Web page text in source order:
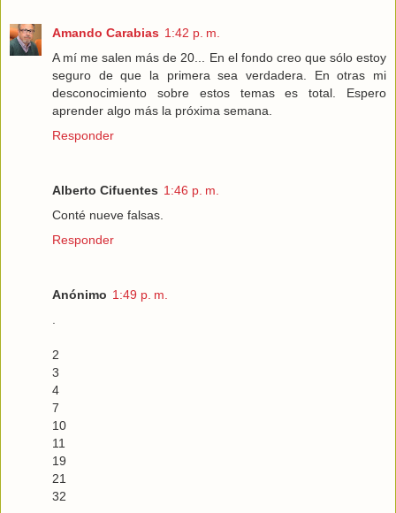
Amando Carabias 1:42 p. m.
A mí me salen más de 20... En el fondo creo que sólo estoy
seguro de que la primera sea verdadera. En otras mi
desconocimiento sobre estos temas es total. Espero
aprender algo más la próxima semana.
Responder
Alberto Cifuentes 1:46 p. m.
Conté nueve falsas.
Responder
Anónimo 1:49 p. m.
2
3
4
7
10
11
19
21
32